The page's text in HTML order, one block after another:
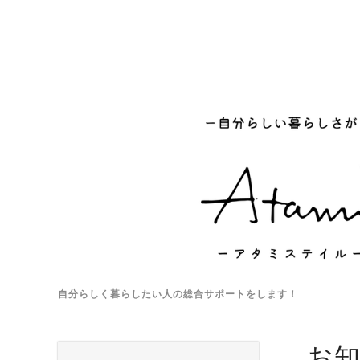
自分らしく暮らしたい人の総合サポートをします！